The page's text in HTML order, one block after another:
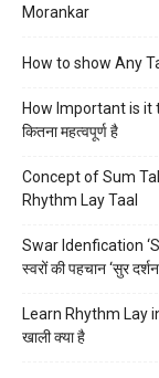
Morankar
How to show Any
How Important is it
कितना महत्वपूर्ण है
Concept of Sum Tali
Rhythm Lay Taal
Swar Idenfication
स्वरों की पहचान ‘सुर
Learn Rhythm Lay
खाली क्या है